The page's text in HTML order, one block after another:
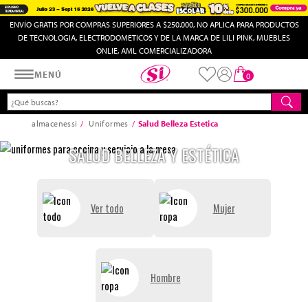
ENVÍO GRATIS POR COMPRAS SUPERIORES A $250.000, NO APLICA PARA PRODUCTOS
DE TECNOLOGIA, ELECTRODOMETICOS Y DE LA MARCA DE LILI PINK, MUEBLES
ONLIE, AML COMERCIALIZADORA
MENÚ
Almacenes SI
0
almacenessi Uniformes Salud Belleza Estetica
SALUD BELLEZA Y ESTÉTICA
Ver todo Mujer
Hombre